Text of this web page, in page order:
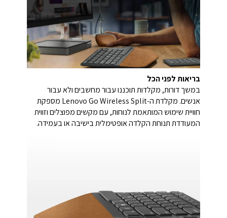
בריאות לפני הכל
במשך דורות, מקלדות תוכננו עבור מחשבים ולא עבור
אנשים. מקלדת ה-Lenovo Go Wireless Split מספקת
חוויית שימוש המותאמת לנוחות, עם מקשים מפוצלים וזווית
המעודדת תנוחת הקלדה אופטימלית בישיבה או בעמידה.